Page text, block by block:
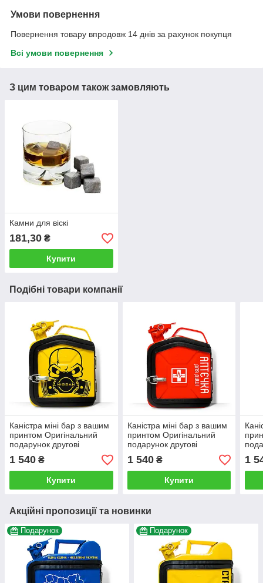
Умови повернення
Повернення товару впродовж 14 днів за рахунок покупця
Всі умови повернення
З цим товаром також замовляють
Камни для віскі
181,30 ₴
Купити
Подібні товари компанії
Каністра міні бар з вашим
принтом Оригінальний
подарунок другові
автолюбителю для гаража
1 540 ₴
Купити
Каністра міні бар з вашим
принтом Оригінальний
подарунок другові
автолюбителю для гаража
1 540₴
Купити
1
Акційні пропозиції та новинки
Подарунок Подарунок